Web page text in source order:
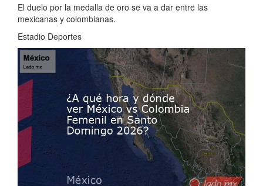
El duelo por la medalla de oro se va a dar entre las
mexicanas y colombianas.
Estadio Deportes